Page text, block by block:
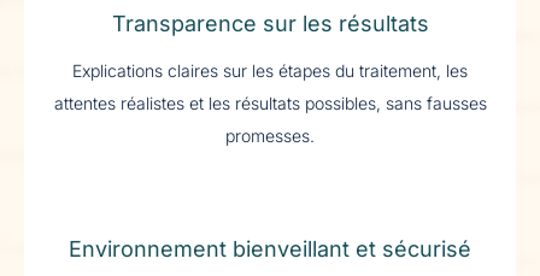
Transparence sur les résultats
Explications claires sur les étapes du traitement, les
attentes réalistes et les résultats possibles, sans fausses
promesses.
Environnement bienveillant et sécurisé